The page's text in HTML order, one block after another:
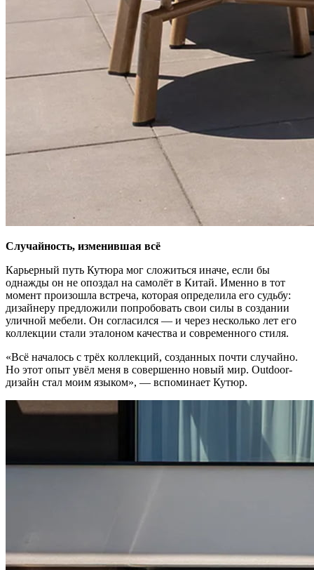
Случайность, изменившая всё
Карьерный путь Кутюра мог сложиться иначе, если бы
однажды он не опоздал на самолёт в Китай. Именно в тот
момент произошла встреча, которая определила его судьбу:
дизайнеру предложили попробовать свои силы в создании
уличной мебели. Он согласился — и через несколько лет его
коллекции стали эталоном качества и современного стиля.
«Всё началось с трёх коллекций, созданных почти случайно.
Но этот опыт увёл меня в совершенно новый мир. Outdoor-
дизайн стал моим языком», — вспоминает Кутюр.